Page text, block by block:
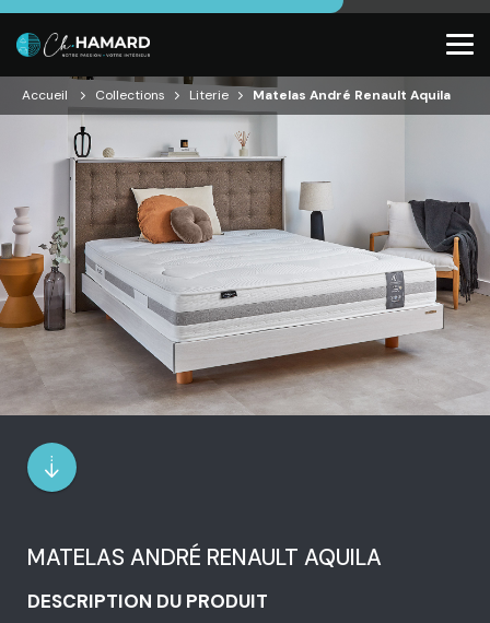
Accueil Collections Literie Matelas André Renault Aquila
MATELAS ANDRÉ RENAULT AQUILA
DESCRIPTION DU PRODUIT